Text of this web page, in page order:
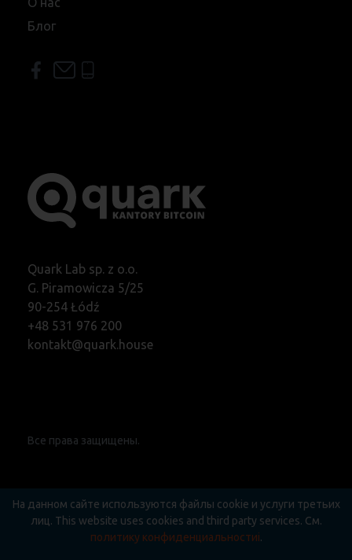
Блог
Quark Lab sp. z o.o.
G. Piramowicza 5/25
90-254 Łódź
+48 531 976 200
kontakt@quark.house
Все права защищены.
На данном сайте используются файлы cookie и услуги третьих
лиц. This website uses cookies and third party services. См.
политику конфиденциальностиi.